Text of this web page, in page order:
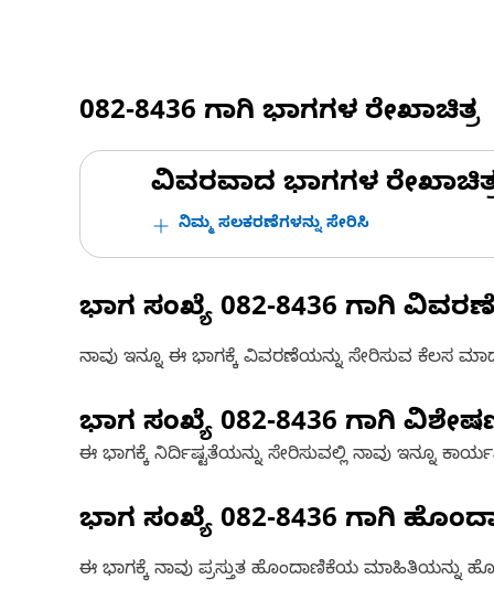
082-8436 ಗಾಗಿ ಭಾಗಗಳ ರೇಖಾಚಿತ್ರ
ವಿವರವಾದ ಭಾಗಗಳ
ನಿಮ್ಮ ಸಲಕರಣೆಗಳನ್ನು ಸೇರಿಸಿ
ಭಾಗ ಸಂಖ್ಯೆ 082-8436 ಗಾಗಿ ವಿವರಣೆ
ನಾವು ಇನ್ನೂ ಈ ಭಾಗಕ್ಕೆ ವಿವರಣೆಯನ್ನು ಸೇರಿಸುವ ಕೆಲಸ
ಭಾಗ ಸಂಖ್ಯೆ 082-8436 ಗಾಗಿ
ಈ ಭಾಗಕ್ಕೆ ನಿರ್ದಿಷ್ಟತೆಯನ್ನು ಸೇರಿಸುವಲ್ಲಿ ನಾವು ಇನ್ನೂ
ಭಾಗ ಸಂಖ್ಯೆ 082-8436 ಗಾಗಿ
ಈ ಭಾಗಕ್ಕೆ ನಾವು ಪ್ರಸ್ತುತ ಹೊಂದಾಣಿಕೆಯ ಮಾಹಿತಿಯನ್ನು